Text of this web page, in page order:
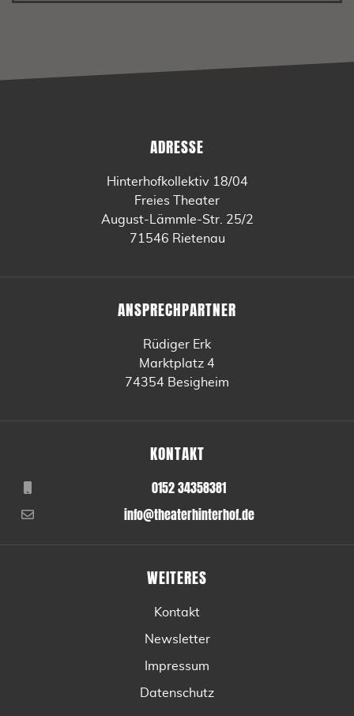
ADRESSE
Hinterhofkollektiv 18/04
Freies Theater
August-Lämmle-Str. 25/2
71546 Rietenau
ANSPRECHPARTNER
Rüdiger Erk
Marktplatz 4
74354 Besigheim
KONTAKT
0152 34358381
info@theaterhinterhof.de
WEITERES
Kontakt
Newsletter
Impressum
Datenschutz